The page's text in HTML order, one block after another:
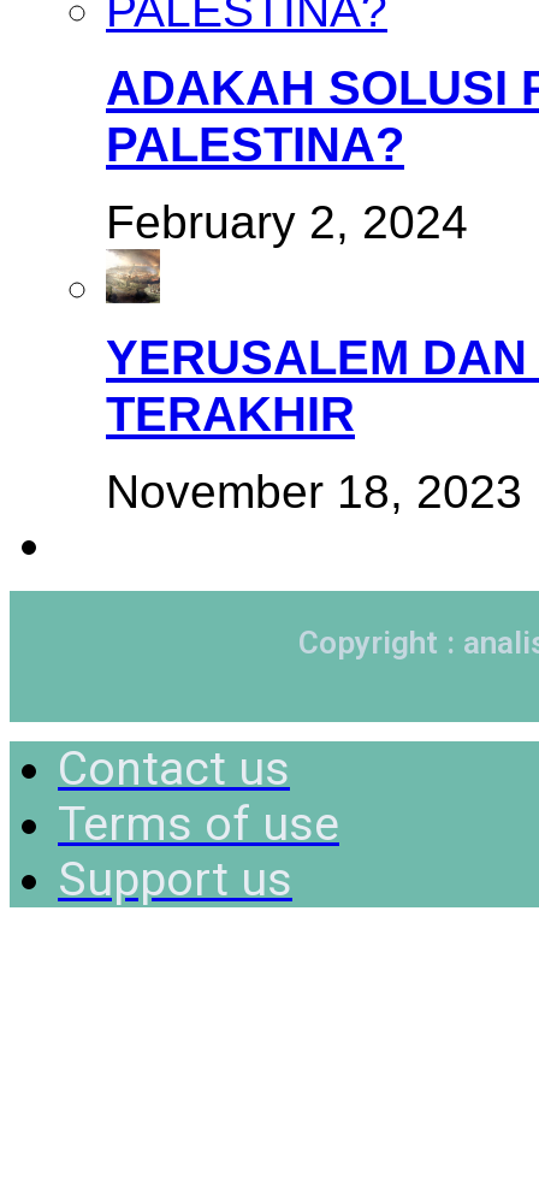
ADAKAH SOLUSI
PALESTINA?
February 2, 2024
YERUSALEM
TERAKHIR
November 18, 2023
Copyright :
Contact us
Terms of use
Support us